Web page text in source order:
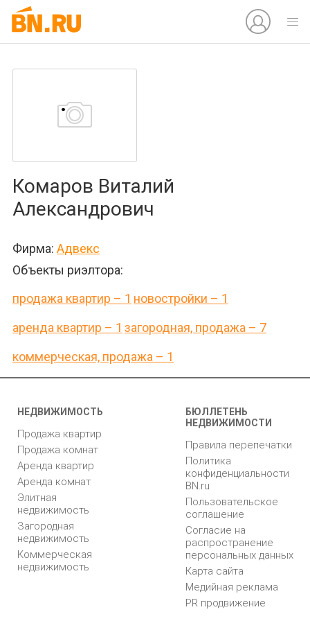
Комаров Виталий
Александрович
Фирма: Адвекс
Объекты риэлтора:
продажа квартир – 1 новостройки – 1
аренда квартир – 1 загородная, продажа – 7
коммерческая, продажа – 1
НЕДВИЖИМОСТЬ
Продажа квартир
Продажа комнат
Аренда квартир
Аренда комнат
Элитная
недвижимость
Загородная
недвижимость
Коммерческая
недвижимость
БЮЛЛЕТЕНЬ
НЕДВИЖИМОСТИ
Правила перепечатки
Политика
конфиденциальности
BN.ru
Пользовательское
соглашение
Согласие на
распространение
персональных данных
Карта сайта
Медийная реклама
PR продвижение